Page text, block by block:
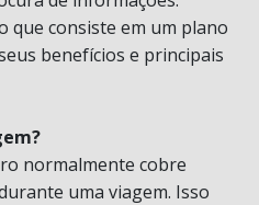
que consiste em um plano
benefícios e principais
normalmente cobre
uma viagem. Isso